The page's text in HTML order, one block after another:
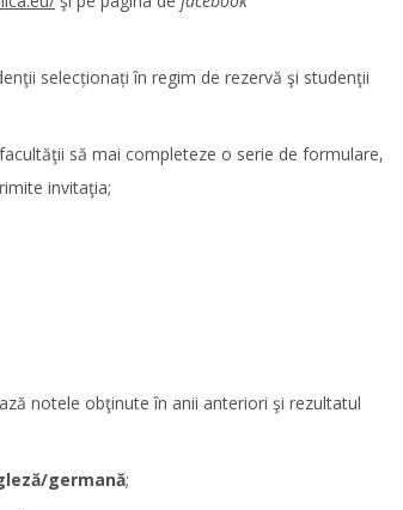
selecționați în regim de rezervă şi studenţii
să mai completeze o serie de formulare,
invitaţia;
notele obţinute în anii anteriori şi rezultatul
/germană;